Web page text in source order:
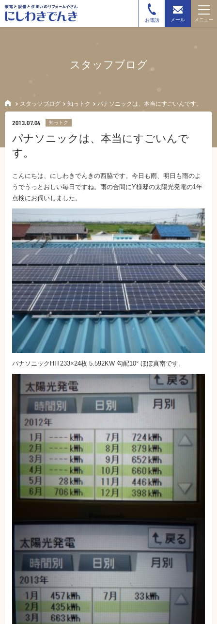
お電話 メール メニュー
スタッフブログ
スタッフブログ 知っトク パナソニックは、本当にすごいんです。
2013.07.04 知っトク
パナソニックは、本当にすごいんで
す。
こんにちは、にしわきでんきの西脇です。今日も雨、明日も雨のよ
うでうっとおしい毎日ですね。雨の合間にY様邸の太陽光発電の1年
点検にお伺いしました。
パナソニックHIT233×24枚 5.592KW 勾配10° ほぼ真南です。